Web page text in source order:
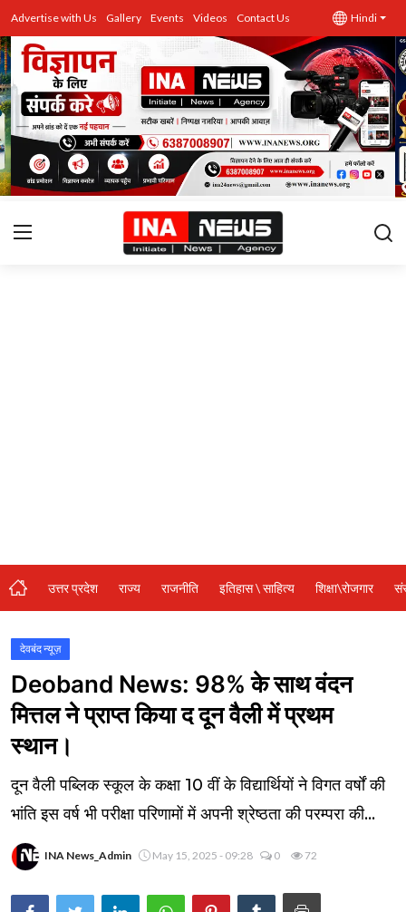
Advertise with Us Gallery Events Videos Contact Us Hindi
उत्तर प्रदेश
Advertise with Us
Events
राज्य
विशेष स्टोरी
अजब गजब
कृषि
नई दिल्ली
टेक्नोलॉजी / बिजनेस
वायरल न्यूज़
उत्तर प्रदेश राज्य राजनीति इतिहास \ साहित्य शिक्षा\रोजगार
देवबंद न्यूज़
Deoband News: 98% के साथ वंदन
मित्तल ने प्राप्त किया द दून वैली में प्रथम
स्थान।
दून वैली पब्लिक स्कूल के कक्षा 10 वीं के विद्यार्थियों ने विगत वर्षों की
भांति इस वर्ष भी परीक्षा परिणामों में अपनी श्रेष्ठता की परम्परा की...
INA News_Admin May 15, 2025 - 09:28 0 72